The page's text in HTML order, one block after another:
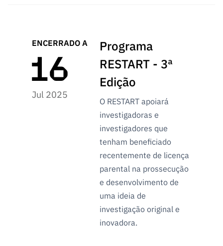
ENCERRADO A
Jul 2025
Programa
RESTART - 3ª
Edição
O RESTART apoiará
investigadoras e
investigadores que
tenham beneficiado
recentemente de licença
parental na prossecução
e desenvolvimento de
uma ideia de
investigação original e
inovadora.